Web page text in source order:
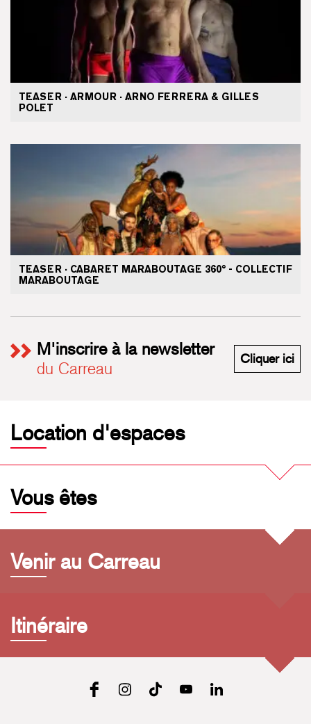
TEASER · ARMOUR · ARNO FERRERA & GILLES
POLET
TEASER · CABARET MARABOUTAGE 360° - COLLECTIF
MARABOUTAGE
M'inscrire à la newsletter
du Carreau
Cliquer ici
Location d'espaces
Vous êtes
Venir au Carreau
Itinéraire